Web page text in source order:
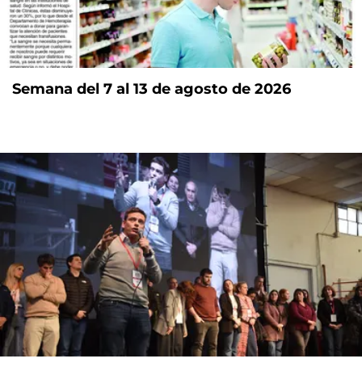
Semana del 7 al 13 de agosto de 2026